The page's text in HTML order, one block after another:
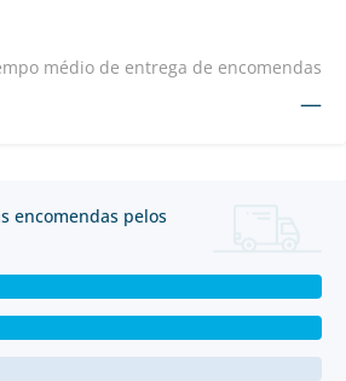
médio de entrega de encomendas
—
encomendas pelos